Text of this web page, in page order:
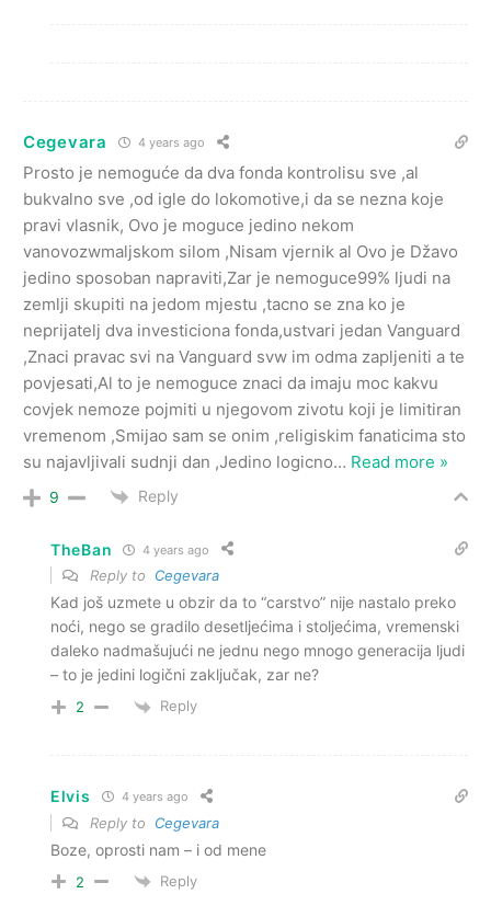
Cegevara 4 years ago
Prosto je nemoguće da dva fonda kontrolisu sve ,al
bukvalno sve ,od igle do lokomotive,i da se nezna koje
pravi vlasnik, Ovo je moguce jedino nekom
vanovozwmaljskom silom ,Nisam vjernik al Ovo je Džavo
jedino sposoban napraviti,Zar je nemoguce99% ljudi na
zemlji skupiti na jedom mjestu ,tacno se zna ko je
neprijatelj dva investiciona fonda,ustvari jedan Vanguard
,Znaci pravac svi na Vanguard svw im odma zapljeniti a te
povjesati,Al to je nemoguce znaci da imaju moc kakvu
covjek nemoze pojmiti u njegovom zivotu koji je limitiran
vremenom ,Smijao sam se onim ,religiskim fanaticima sto
su najavljivali sudnji dan ,Jedino logicno… Read more »
9 Reply
TheBan 4 years ago
Reply to Cegevara
Kad još uzmete u obzir da to “carstvo” nije nastalo preko
noći, nego se gradilo desetljećima i stoljećima, vremenski
daleko nadmašujući ne jednu nego mnogo generacija ljudi
– to je jedini logični zaključak, zar ne?
2 Reply
Elvis 4 years ago
Reply to Cegevara
Boze, oprosti nam – i od mene
2 Reply